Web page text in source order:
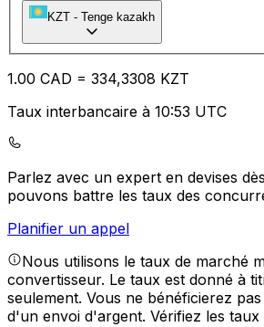
KZT - Tenge kazakh
1.00 CAD = 334,3308 KZT
Taux interbancaire à 10:53 UTC
Parlez avec un expert en devises
pouvons battre les taux des
Planifier un appel
Nous utilisons le taux de marché
convertisseur. Le taux est donné à
seulement. Vous ne bénéficierez
d'un envoi d'argent. Vérifiez les taux